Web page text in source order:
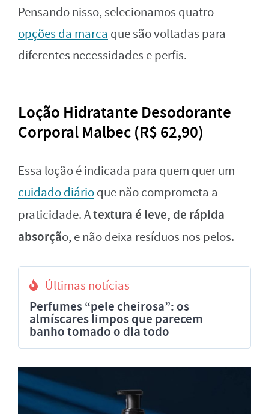
Pensando nisso, selecionamos quatro
opções da marca que são voltadas para
diferentes necessidades e perfis.
Loção Hidratante Desodorante
Corporal Malbec (R$ 62,90)
Essa loção é indicada para quem quer um
cuidado diárioque não comprometa a
praticidade. Atextura é leve, de rápida
absorção, e não deixa resíduos nos pelos.
Últimas notícias
Perfumes “pele cheirosa”: os
almíscares limpos que parecem
banho tomado o dia todo